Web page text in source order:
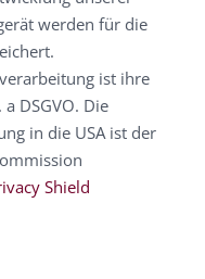
werden für die
ist ihre
DSGVO. Die
in die USA ist der
Shield